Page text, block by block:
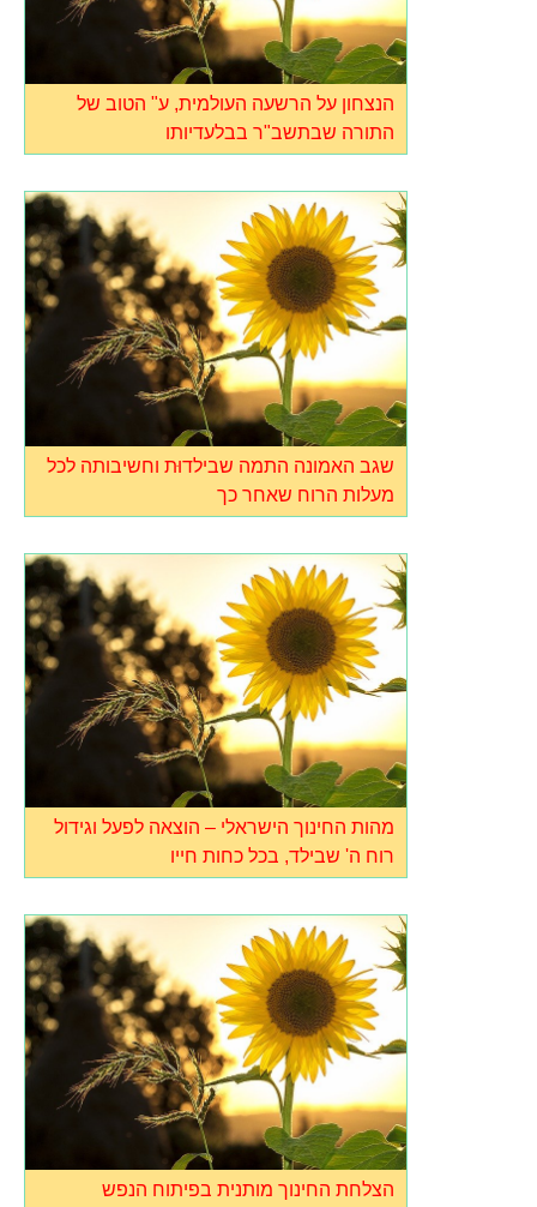
הנצחון על הרשעה העולמית, ע" הטוב של
התורה שבתשב"ר בבלעדיותו
שגב האמונה התמה שבילדוּת וחשיבותה לכל
מעלות הרוח שאחר כך
מהות החינוך הישראלי – הוצאה לפעל וגידול
רוח ה' שבילד, בכל כחות חייו
הצלחת החינוך מותנית בפיתוח הנפש